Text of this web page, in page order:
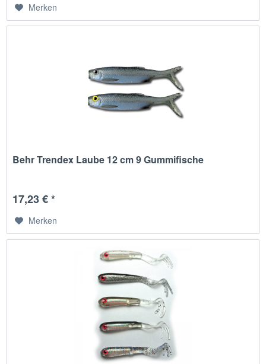
Merken
Behr Trendex Laube 12 cm 9 Gummifische
17,23 € *
Merken